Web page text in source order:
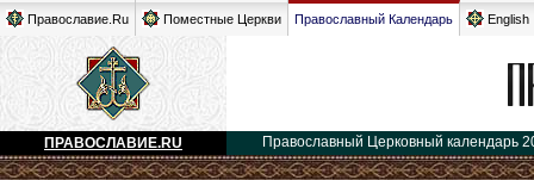
Православие.Ru Поместные Церкви Православный Календарь English
ПРАВОСЛАВИЕ.RU Православный Церковный календарь